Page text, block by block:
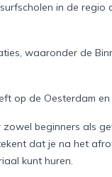
in de
waaronder de
op de Oesterdam
beginners als
dat je na het
kunt huren.